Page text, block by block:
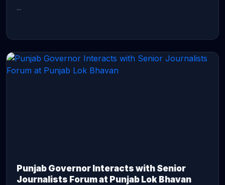
...
Punjab Governor Interacts with Senior
Journalists Forum at Punjab Lok Bhavan